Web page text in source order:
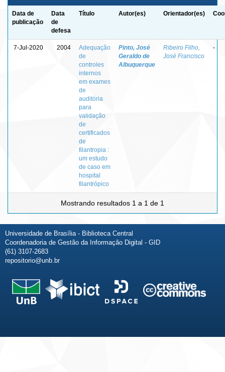
Data de
publicação
Data
de
defesa
Título Autor(es) Orientador(es)
7-Jul-2020 2004
Adequação
de
controles
internos
em exames
de
auditória
para
validação
de
certificados
de
filantropia :
um estudo
de caso em
hospital
filantrópico
Pinto, José
Geraldo de
Albuquerque
Ribeiro Filho,
José Francisco
-
Mostrando resultados 1 a 1 de 1
Universidade de Brasília - Biblioteca Central
Coordenadoria de Gestão da Informação Digital - GID
(61) 3107-2683
repositorio@unb.br